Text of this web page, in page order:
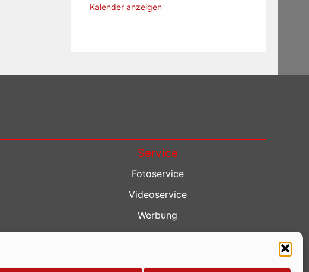
Kalender anzeigen
Service
Fotoservice
Videoservice
Werbung